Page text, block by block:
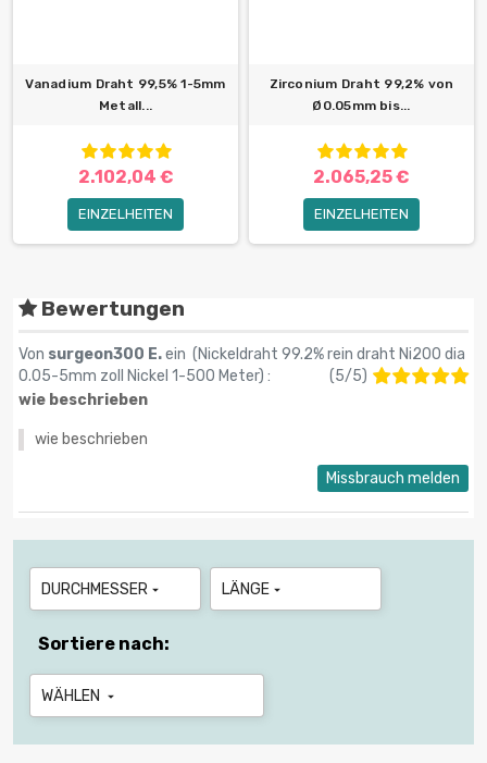
Vanadium Draht 99,5% 1-5mm
Metall...
2.102,04 €
EINZELHEITEN
Zirconium Draht 99,2% von
Ø0.05mm bis...
2.065,25 €
EINZELHEITEN
Bewertungen
Von surgeon300 E.ein (Nickeldraht 99.2% rein draht Ni200 dia
0.05-5mm zoll Nickel 1-500 Meter) : (5/5)
wie beschrieben
wie beschrieben
Missbrauch melden
DURCHMESSER  LÄNGE 
Sortiere nach:
WÄHLEN 